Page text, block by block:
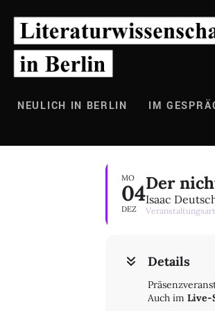
Inhalt
springen
NEULICH IN BERLIN IM
MO
04
DEZ
Der
Isaac
Veranstaltungsart
Details
Auch im Live-